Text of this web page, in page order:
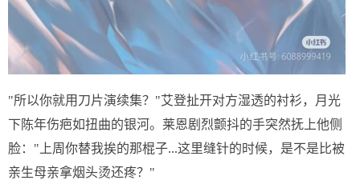
"所以你就用刀片演续集？"艾登扯开对方湿透的衬衫，月光
下陈年伤疤如扭曲的银河。莱恩剧烈颤抖的手突然抚上他侧
脸："上周你替我挨的那棍子...这里缝针的时候，是不是比被
亲生母亲拿烟头烫还疼？"